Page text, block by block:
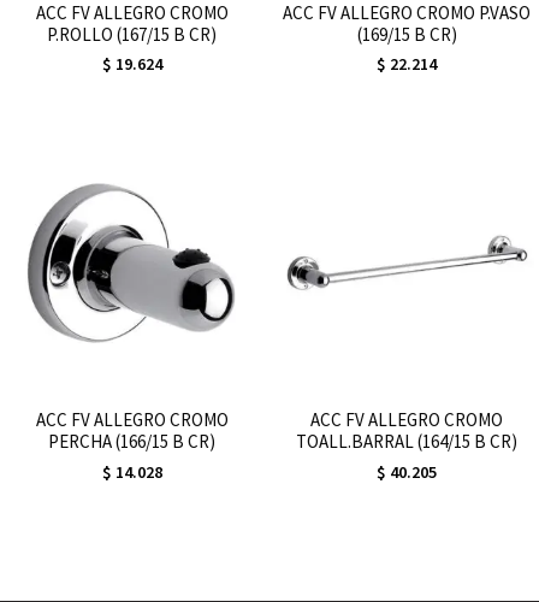
ACC FV ALLEGRO CROMO
P.ROLLO (167/15 B CR)
$ 19.624
ACC FV ALLEGRO CROMO P.VASO
(169/15 B CR)
$ 22.214
ACC FV ALLEGRO CROMO
PERCHA (166/15 B CR)
$ 14.028
ACC FV ALLEGRO CROMO
TOALL.BARRAL (164/15 B CR)
$ 40.205